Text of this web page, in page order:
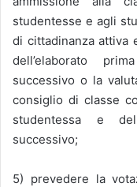
studentesse e agli
di cittadinanza attiva
dell’elaborato
successivo o la
consiglio di classe
studentessa e
successivo;
5) prevedere la